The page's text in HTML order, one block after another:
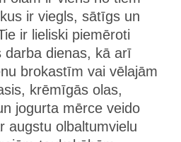
ir viegls, sātīgs un
ir lieliski piemēroti
darba dienas, kā arī
brokastīm vai vēlajām
krēmīgās olas,
jogurta mērce veido
augstu olbaltumvielu